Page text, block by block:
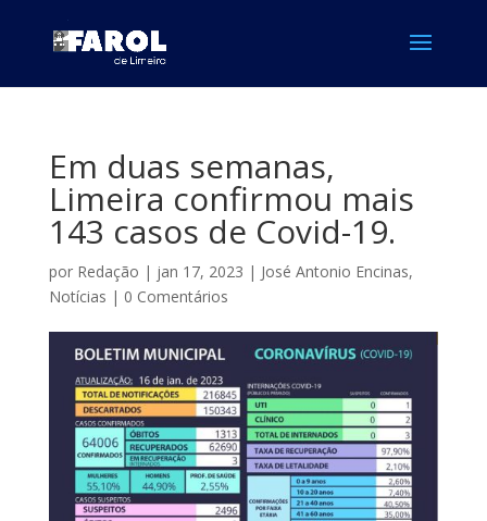
Em duas semanas,
Limeira confirmou mais
143 casos de Covid-19.
por Redação | jan 17, 2023 | José Antonio Encinas,
Notícias | 0 Comentários